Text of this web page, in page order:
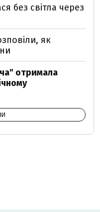
без світла через
як
отримала